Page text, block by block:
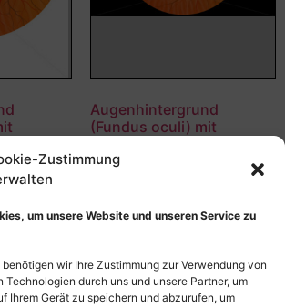
Zustimmung
um unsere Website und unseren Service zu
wir Ihre Zustimmung zur Verwendung von
Technologien durch uns und unsere Partner, um
Ihrem Gerät zu speichern und abzurufen, um
Augenhintergrund
(Fundus oculi) mit
55,00